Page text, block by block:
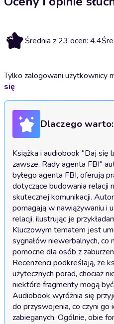
4.4 Średnia z 23 ocen: 4.4
Tylko zalogowani użytkownicy
się
Dlaczego warto:
Książka i audiobook "Daj się
zawsze. Rady agenta FBI"
byłego agenta FBI, oferują
dotyczące budowania relacji
skutecznej komunikacji.
pomagają w nawiązywaniu i
relacji, ilustrując je
Kluczowym tematem jest
sygnałów niewerbalnych, co
pomocne dla osób z
Recenzenci podkreślają, że
użytecznych porad, chociaż
niektóre fragmenty mogą
Audiobook wyróżnia się
do przyswojenia, co czyni go
zabieganych. Ogólnie, obie